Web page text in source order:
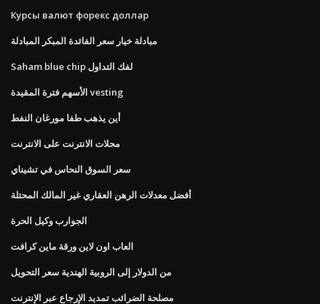
Курсы валют форекс доллар
مبادلة خيار سعر الفائدة المبكر المبادلة
Saham blue chip لفك التداول
الأسهم فترة المقيدة vesting
أين يذهب طفا مورغان النفط
محلات الانترنت على الانترنت
سعر السوق النحاس في تشيناي
أفضل معدلات الرهن العقاري غير المالك المحتلة
الجوارب وكيل الحرة
العاب اون لاين ورقة ماين كرافت
من الدولار إلى الروبية الهندية سعر التحويل
مصلحة الضرائب تمديد الإرجاع عبر الإنترنت